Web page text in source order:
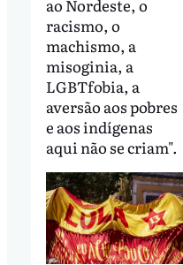
ao Nordeste, o
racismo, o
machismo, a
misoginia, a
LGBTfobia, a
aversão aos pobres
e aos indígenas
aqui não se criam".